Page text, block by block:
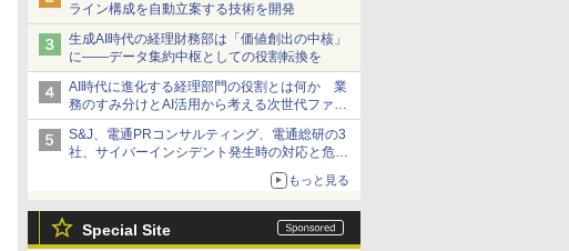
ライン構成を自動立案する技術を開発
生成AI時代の経理財務部は「価値創出の中核」
に――データ集約中枢としての役割転換を
AI時代に進化する経理部門の役割とは何か 業
務のすみ分けとAI活用から考える次世代ファイ
ナンス戦略
S&J、電通PRコンサルティング、電通総研の3
社、サイバーインシデント発生時の対応と危機
管理広報を一体的に訓練するプログラムを提供
もっと見る
Special Site